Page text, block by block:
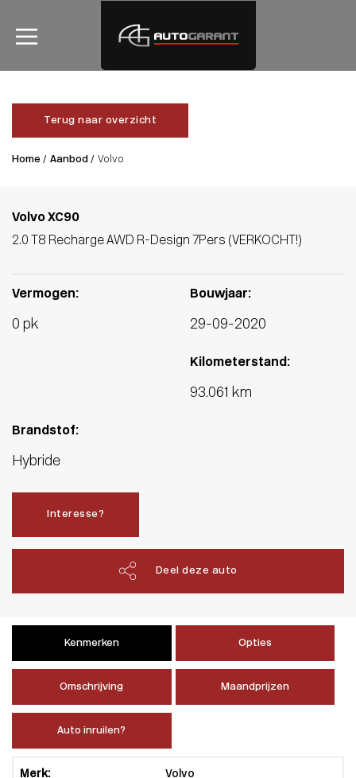
Terug naar overzicht
Home / Aanbod / Volvo
Volvo XC90
2.0 T8 Recharge AWD R-Design 7Pers (VERKOCHT!)
Vermogen:
0 pk
Bouwjaar:
29-09-2020
Kilometerstand:
93.061 km
Brandstof:
Hybride
Interesse?
Deel deze auto
Kenmerken Opties
Omschrijving Maandprijzen
Auto inruilen?
Merk: Volvo